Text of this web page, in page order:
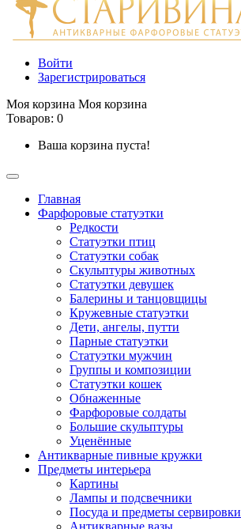
Войти
Зарегистрироваться
Моя корзина Моя корзина
Товаров: 0
Ваша корзина пуста!
Главная
Фарфоровые статуэтки
Редкости
Cтатуэтки птиц
Cтатуэтки собак
Скульптуры животных
Статуэтки девушек
Балерины и танцовщицы
Кружевные статуэтки
Дети, ангелы, путти
Парные статуэтки
Статуэтки мужчин
Группы и композиции
Статуэтки кошек
Обнаженные
Фарфоровые солдаты
Большие скульптуры
Уценённые
Антикварные пивные кружки
Предметы интерьера
Картины
Лампы и подсвечники
Посуда и предметы сервировки
Антикварные вазы